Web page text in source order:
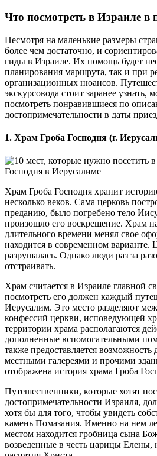
Что посмотреть в Израиле в
Несмотря на маленькие размеры
более чем достаточно, и
гиды в Израиле. Их помощь будет
планирования маршрута, так и при
организационных нюансов.
экскурсовода стоит заранее узнать,
посмотреть понравившиеся по
достопримечательности в даты
1. Храм Гроба Господня (г.
Господня в Иерусалиме
Храм Гроба Господня хранит
несколько веков. Сама церковь
преданию, было погребено тело
произошло его воскрешение. Храм
длительного времени менял свое
находится в современном варианте.
разрушалась. Однако люди раз за
отстраивать.
Храм считается в Израиле главной
посмотреть его должен каждый
Иерусалим. Это место разделяют
конфессий церкви, исповедующей
территории храма располагаются
дополненные вспомогательными
также предоставляется возможность
местными галереями и прочими
отображена история храма Гроба
Путешественники, которые хотят
достопримечательности Израиля,
хотя бы для того, чтобы увидеть
камень Помазания. Именно на нем
местом находится гробница сына
возведенные в честь царицы Елены,